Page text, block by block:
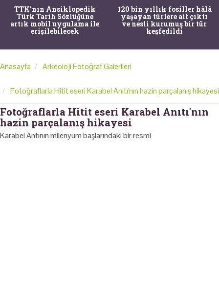
TTK'nın Ansiklopedik
Türk Tarih Sözlüğüne
artık mobil uygulama ile
erişilebilecek
120 bin yıllık fosiller hâlâ
yaşayan türlere ait çıktı
ve nesli kurumuş bir tür
keşfedildi
Anasayfa Arkeoloji Fotoğraf Galerileri
Fotoğraflarla Hitit eseri Karabel Anıtı'nın hazin parçalanış hikayesi
Fotoğraflarla Hitit eseri Karabel Anıtı'nın
hazin parçalanış hikayesi
Karabel Antının milenyum başlarındaki bir resmi